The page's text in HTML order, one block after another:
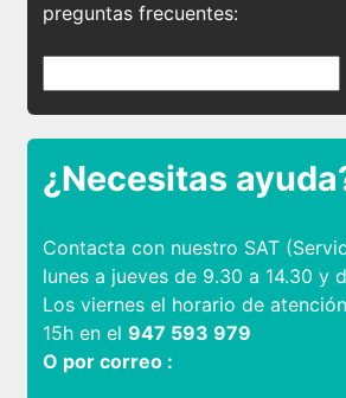
preguntas frecuentes:
¿Necesitas
Contacta con nuestro SAT
lunes a jueves de 9.30 a 14.30 y
Los viernes el horario de
15h en el 947 593 979
O por correo :